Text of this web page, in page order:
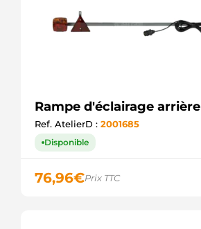
Rampe d'éclairage arrière
Ref. AtelierD : 2001685
Disponible
76,96€Prix TTC